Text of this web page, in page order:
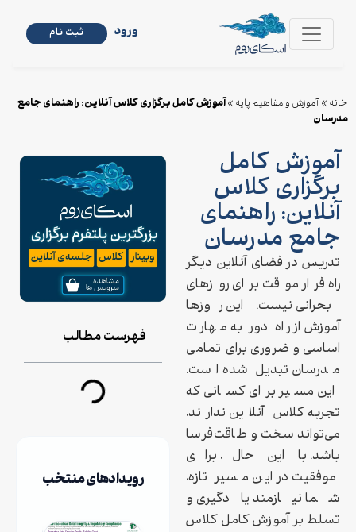
ورود ثبت نام
خانه » آموزش و مفاهیم پایه »آموزش کامل برگزاری کلاس آنلاین: راهنمای جامع
مدرسان
آموزش کامل
برگزاری کلاس
آنلاین: راهنمای
جامع مدرسان
تدریس در فضای آنلاین دیگر
راه فرار موقت برای روزهای
بحرانی نیست. این روزها
آموزش از راه دور به مهارت
اساسی و ضروری برای تمامی
مدرسان تبدیل شده است.
این مسیر برای کسانی که
تجربه کلاس آنلاین ندارند،
می‌تواند سخت و طاقت‌فرسا
باشد. با این حال، برای
موفقیت در این مسیر تازه،
شما نیازمند یادگیری و
تسلط بر آموزش کامل کلاس
فهرست مطالب
رویدادهای منتخب